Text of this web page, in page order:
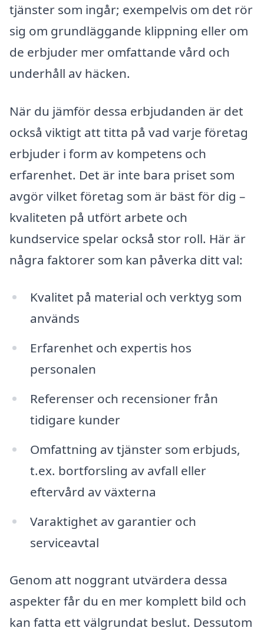
tjänster som ingår; exempelvis om det rör
sig om grundläggande klippning eller om
de erbjuder mer omfattande vård och
underhåll av häcken.
När du jämför dessa erbjudanden är det
också viktigt att titta på vad varje företag
erbjuder i form av kompetens och
erfarenhet. Det är inte bara priset som
avgör vilket företag som är bäst för dig –
kvaliteten på utfört arbete och
kundservice spelar också stor roll. Här är
några faktorer som kan påverka ditt val:
Kvalitet på material och verktyg som
används
Erfarenhet och expertis hos
personalen
Referenser och recensioner från
tidigare kunder
Omfattning av tjänster som erbjuds,
t.ex. bortforsling av avfall eller
eftervård av växterna
Varaktighet av garantier och
serviceavtal
Genom att noggrant utvärdera dessa
aspekter får du en mer komplett bild och
kan fatta ett välgrundat beslut. Dessutom